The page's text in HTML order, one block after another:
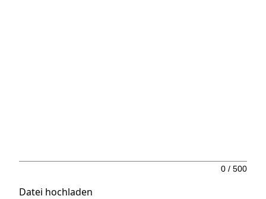
0 / 500
Datei hochladen